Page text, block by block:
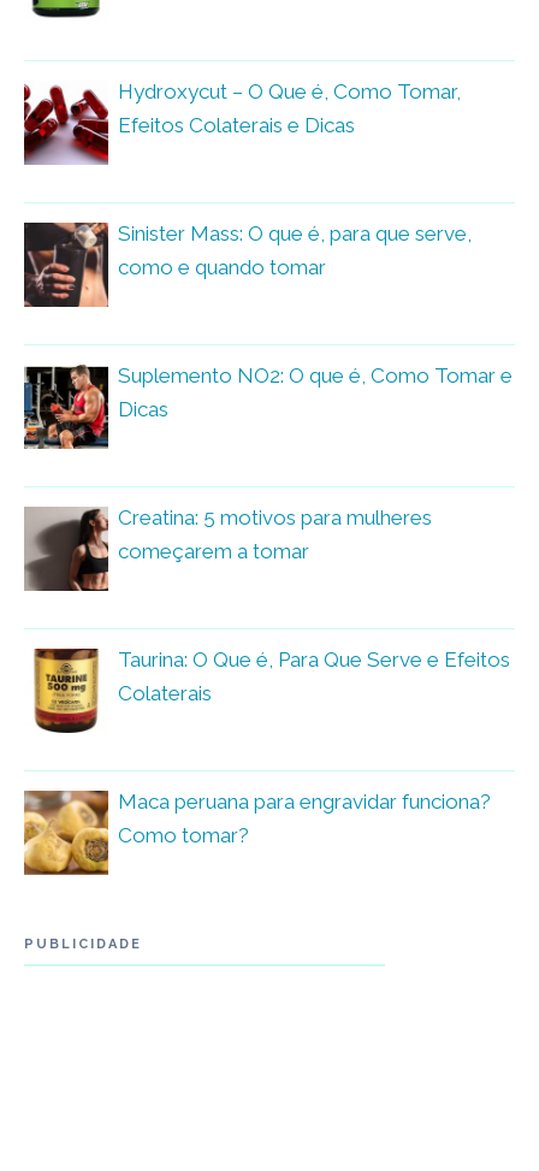
Hydroxycut – O Que é, Como Tomar,
Efeitos Colaterais e Dicas
Sinister Mass: O que é, para que serve,
como e quando tomar
Suplemento NO2: O que é, Como Tomar e
Dicas
Creatina: 5 motivos para mulheres
começarem a tomar
Taurina: O Que é, Para Que Serve e Efeitos
Colaterais
Maca peruana para engravidar funciona?
Como tomar?
PUBLICIDADE